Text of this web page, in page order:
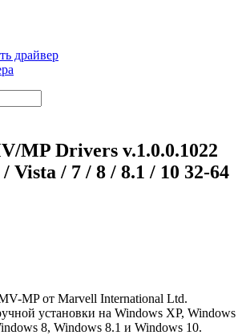
драйвер
MP Drivers v.1.0.0.1022
Vista / 7 / 8 / 8.1 / 10 32-64
MP от Marvell International Ltd.
установки на Windows XP, Windows
8, Windows 8.1 и Windows 10.